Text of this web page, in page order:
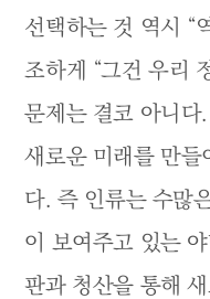
선택하는 것 역시 “
조하게 “그건 우리
문제는 결코 아니다
새로운 미래를 만들
다. 즉 인류는 수많
이 보여주고 있는
판과 청산을 통해